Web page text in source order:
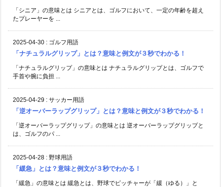
「シニア」の意味とは シニアとは、ゴルフにおいて、一定の年齢を超え
たプレーヤーを ...
2025-04-30 : ゴルフ用語
「ナチュラルグリップ」とは？意味と例文が３秒でわかる！
「ナチュラルグリップ」の意味とは ナチュラルグリップとは、ゴルフで
手首や腕に負担 ...
2025-04-29 : サッカー用語
「逆オーバーラップグリップ」とは？意味と例文が３秒でわかる！
「逆オーバーラップグリップ」の意味とは 逆オーバーラップグリップと
は、ゴルフのパ ...
2025-04-28 : 野球用語
「緩急」とは？意味と例文が３秒でわかる！
「緩急」の意味とは 緩急とは、野球でピッチャーが「緩（ゆる）」と